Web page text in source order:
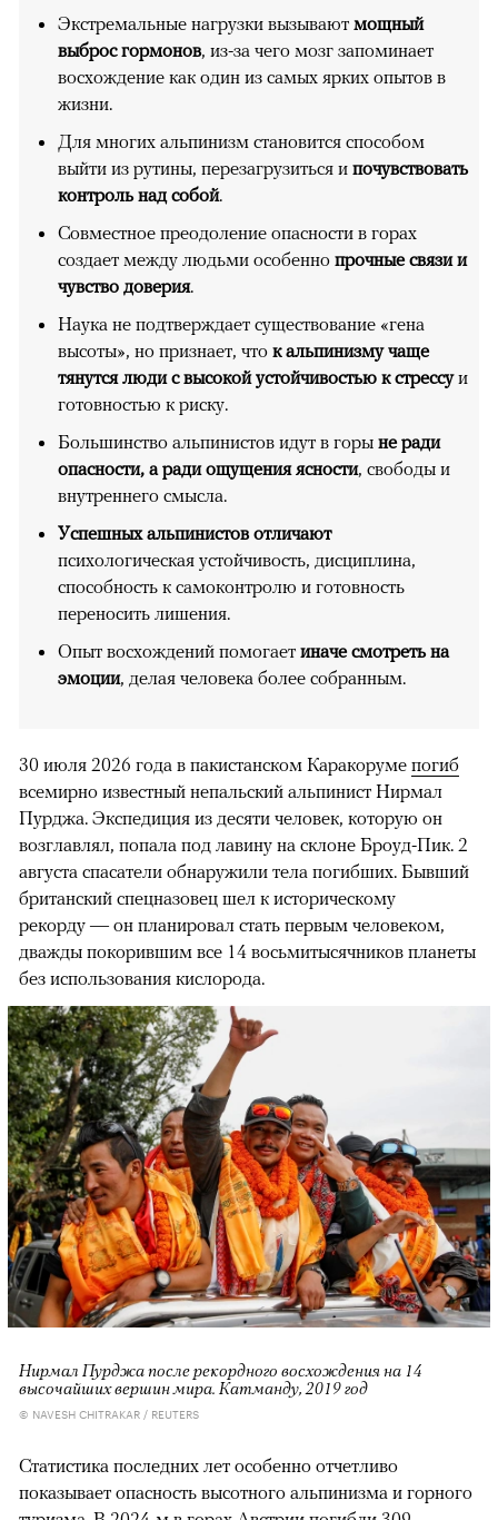
Экстремальные нагрузки вызывают мощный
выброс гормонов, из-за чего мозг запоминает
восхождение как один из самых ярких опытов в
жизни.
Для многих альпинизм становится способом
выйти из рутины, перезагрузиться и почувствовать
контроль над собой.
Совместное преодоление опасности в горах
создает между людьми особенно прочные связи и
чувство доверия.
Наука не подтверждает существование «гена
высоты», но признает, что к альпинизму чаще
тянутся люди с высокой устойчивостью к стрессуи
готовностью к риску.
Большинство альпинистов идут в горы не ради
опасности, а ради ощущения ясности, свободы и
внутреннего смысла.
Успешных альпинистов отличают
психологическая устойчивость, дисциплина,
способность к самоконтролю и готовность
переносить лишения.
Опыт восхождений помогает иначе смотреть на
эмоции, делая человека более собранным.
30 июля 2026 года в пакистанском Каракоруме погиб
всемирно известный непальский альпинист Нирмал
Пурджа. Экспедиция из десяти человек, которую он
возглавлял, попала под лавину на склоне Броуд-Пик. 2
августа спасатели обнаружили тела погибших. Бывший
британский спецназовец шел к историческому
рекорду — он планировал стать первым человеком,
дважды покорившим все 14 восьмитысячников планеты
без использования кислорода.
Нирмал Пурджа после рекордного восхождения на 14
высочайших вершин мира. Катманду, 2019 год
© NAVESH CHITRAKAR / REUTERS
Статистика последних лет особенно отчетливо
показывает опасность высотного альпинизма и горного